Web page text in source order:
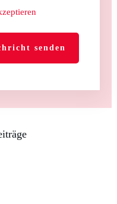
senden